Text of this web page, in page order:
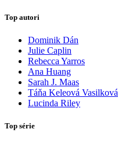
Top autori
Dominik Dán
Julie Caplin
Rebecca Yarros
Ana Huang
Sarah J. Maas
Táňa Keleová Vasilková
Lucinda Riley
Top série